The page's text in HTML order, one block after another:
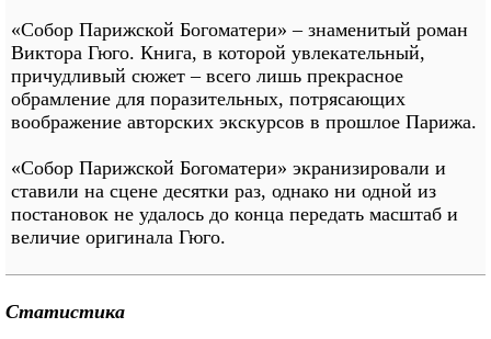
«Собор Парижской Богоматери» – знаменитый роман
Виктора Гюго. Книга, в которой увлекательный,
причудливый сюжет – всего лишь прекрасное
обрамление для поразительных, потрясающих
воображение авторских экскурсов в прошлое Парижа.
«Собор Парижской Богоматери» экранизировали и
ставили на сцене десятки раз, однако ни одной из
постановок не удалось до конца передать масштаб и
величие оригинала Гюго.
Статистика